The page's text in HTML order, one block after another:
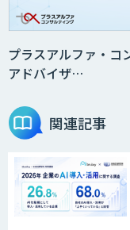
プラスアルファ・コ
アドバイザ…
関連記事